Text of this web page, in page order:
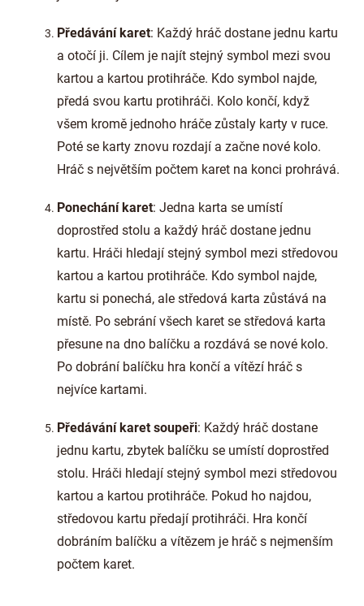
Předávání karet: Každý hráč dostane jednu kartu
a otočí ji. Cílem je najít stejný symbol mezi svou
kartou a kartou protihráče. Kdo symbol najde,
předá svou kartu protihráči. Kolo končí, když
všem kromě jednoho hráče zůstaly karty v ruce.
Poté se karty znovu rozdají a začne nové kolo.
Hráč s největším počtem karet na konci prohrává.
Ponechání karet: Jedna karta se umístí
doprostřed stolu a každý hráč dostane jednu
kartu. Hráči hledají stejný symbol mezi středovou
kartou a kartou protihráče. Kdo symbol najde,
kartu si ponechá, ale středová karta zůstává na
místě. Po sebrání všech karet se středová karta
přesune na dno balíčku a rozdává se nové kolo.
Po dobrání balíčku hra končí a vítězí hráč s
nejvíce kartami.
Předávání karet soupeři: Každý hráč dostane
jednu kartu, zbytek balíčku se umístí doprostřed
stolu. Hráči hledají stejný symbol mezi středovou
kartou a kartou protihráče. Pokud ho najdou,
středovou kartu předají protihráči. Hra končí
dobráním balíčku a vítězem je hráč s nejmenším
počtem karet.